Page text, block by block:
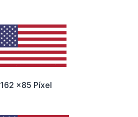
162 x85 Píxel